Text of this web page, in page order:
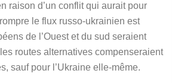
raison d’un conflit qui aurait pour
le flux russo-ukrainien est
de l’Ouest et du sud seraient
routes alternatives compenseraient
sauf pour l’Ukraine elle-même.